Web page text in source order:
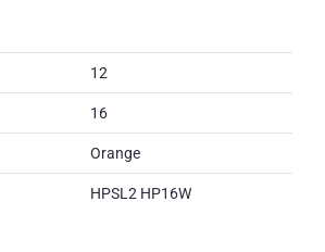
12
16
Orange
HPSL2 HP16W